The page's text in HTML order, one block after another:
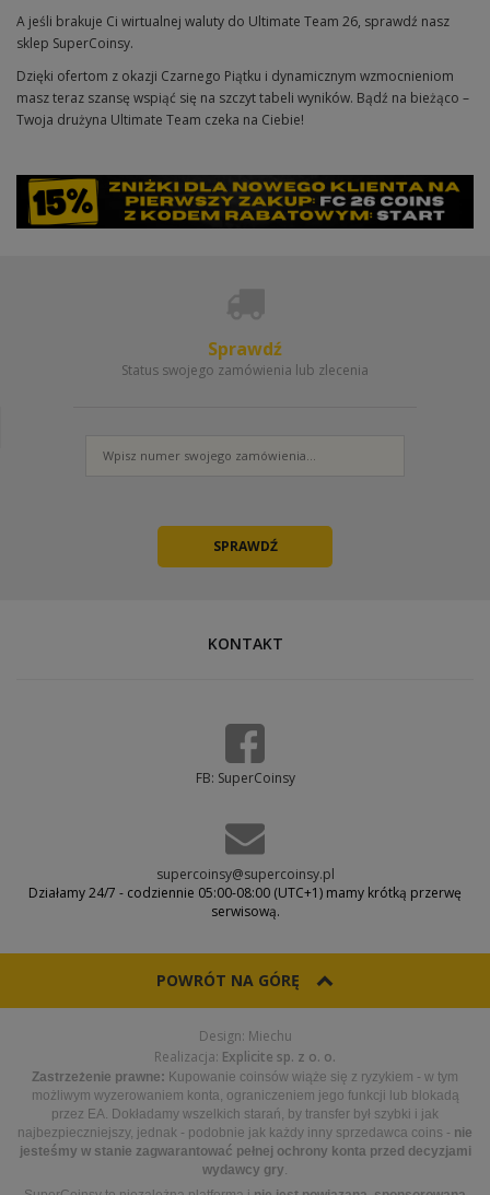
A jeśli brakuje Ci wirtualnej waluty do Ultimate Team 26, sprawdź nasz
sklep SuperCoinsy.
Dzięki ofertom z okazji Czarnego Piątku i dynamicznym wzmocnieniom
masz teraz szansę wspiąć się na szczyt tabeli wyników. Bądź na bieżąco –
Twoja drużyna Ultimate Team czeka na Ciebie!
Sprawdź
Status swojego zamówienia lub zlecenia
KONTAKT
FB: SuperCoinsy
supercoinsy@supercoinsy.pl
Działamy 24/7 - codziennie 05:00-08:00 (UTC+1) mamy krótką przerwę
serwisową.
POWRÓT NA GÓRĘ
Design: Miechu
Realizacja: Explicite sp. z o. o.
Zastrzeżenie prawne: Kupowanie coinsów wiąże się z ryzykiem - w tym
możliwym wyzerowaniem konta, ograniczeniem jego funkcji lub blokadą
przez EA. Dokładamy wszelkich starań, by transfer był szybki i jak
najbezpieczniejszy, jednak - podobnie jak każdy inny sprzedawca coins - nie
jesteśmy w stanie zagwarantować pełnej ochrony konta przed decyzjami
wydawcy gry.